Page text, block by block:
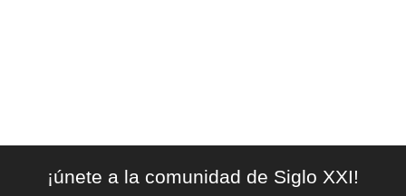
¡únete a la comunidad de Siglo XXI!